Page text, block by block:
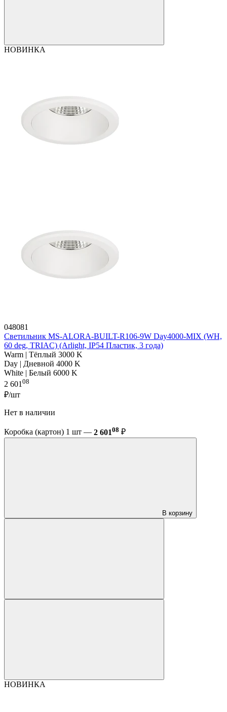
НОВИНКА
048081
Светильник MS-ALORA-BUILT-R106-9W Day4000-MIX (WH,
60 deg, TRIAC) (Arlight, IP54 Пластик, 3 года)
Warm | Тёплый 3000 K
Day | Дневной 4000 K
White | Белый 6000 K
2 60108
₽/шт
Нет в наличии
Коробка (картон) 1 шт — 2 60108 ₽
В корзину
НОВИНКА